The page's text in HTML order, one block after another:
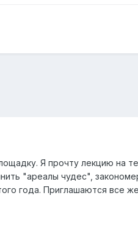
Я прочту лекцию на
"ареалы чудес",
года. Приглашаются все